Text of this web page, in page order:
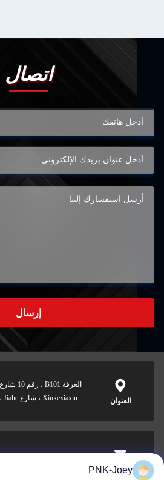
اتصال
إرسال
العنوان
Xinkexiaxin ، شارع Jiahe ، منطقة Baiyun ، قوانغتشو
البريد
xianzhihao@gzxingchao.infoPNK-Joey